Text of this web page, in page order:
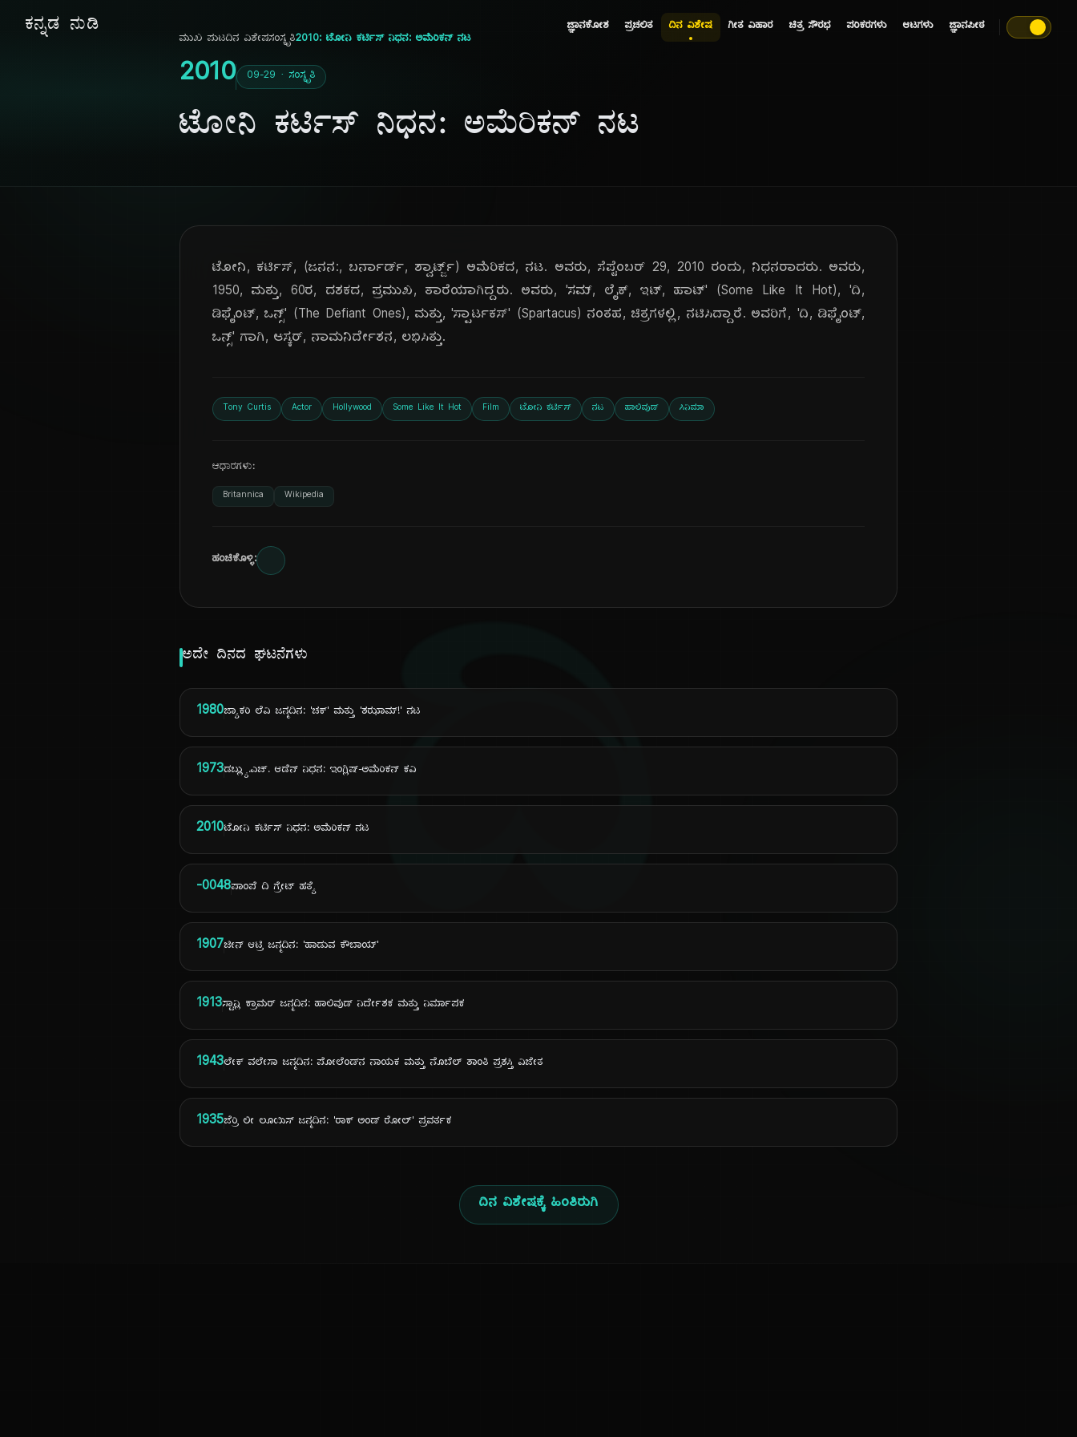
ಕನ್ನಡ ನುಡಿ ಜ್ಞಾನಕೋಶ ಪ್ರಚಲಿತ ದಿನ ವಿಶೇಷ ಗೀತ ವಿಹಾರ ಚಿತ್ರ ಸೌರಭ ಪರಿಕರಗಳು ಆಟಗಳು ಜ್ಞಾನಪೀಠ
ದಿ
ಮುಖ ಪುಟದಿನ ವಿಶೇಷಸಂಸ್ಕೃತಿ2010: ಟೋನಿ ಕರ್ಟಿಸ್ ನಿಧನ: ಅಮೆರಿಕನ್ ನಟ
2010 09-29 · ಸಂಸ್ಕೃತಿ
ಟೋನಿ ಕರ್ಟಿಸ್ ನಿಧನ: ಅಮೆರಿಕನ್ ನಟ
ಟೋನಿ, ಕರ್ಟಿಸ್, (ಜನನ:, ಬರ್ನಾರ್ಡ್, ಶ್ವಾರ್ಟ್ಜ್) ಅಮೆರಿಕದ, ನಟ. ಅವರು, ಸೆಪ್ಟೆಂಬರ್ 29, 2010 ರಂದು, ನಿಧನರಾದರು. ಅವರು,
1950, ಮತ್ತು, 60ರ, ದಶಕದ, ಪ್ರಮುಖ, ತಾರೆಯಾಗಿದ್ದರು. ಅವರು, 'ಸಮ್, ಲೈಕ್, ಇಟ್, ಹಾಟ್' (Some Like It Hot), 'ದಿ,
ಡಿಫೈಂಟ್, ಒನ್ಸ್' (The Defiant Ones), ಮತ್ತು, 'ಸ್ಪಾರ್ಟಕಸ್' (Spartacus) ನಂತಹ, ಚಿತ್ರಗಳಲ್ಲಿ, ನಟಿಸಿದ್ದಾರೆ. ಅವರಿಗೆ, 'ದಿ, ಡಿಫೈಂಟ್,
ಒನ್ಸ್' ಗಾಗಿ, ಆಸ್ಕರ್, ನಾಮನಿರ್ದೇಶನ, ಲಭಿಸಿತ್ತು.
Tony Curtis Actor Hollywood Some Like It Hot Film ಟೋನಿ ಕರ್ಟಿಸ್ ನಟ ಹಾಲಿವುಡ್ ಸಿನಿಮಾ
ಆಧಾರಗಳು:
Britannica Wikipedia
ಹಂಚಿಕೊಳ್ಳಿ:
ಅದೇ ದಿನದ ಘಟನೆಗಳು
1980ಜ್ಯಾಕರಿ ಲೆವಿ ಜನ್ಮದಿನ: 'ಚಕ್' ಮತ್ತು 'ಶಝಾಮ್!' ನಟ
1973ಡಬ್ಲ್ಯು.ಎಚ್. ಆಡೆನ್ ನಿಧನ: ಇಂಗ್ಲಿಷ್-ಅಮೆರಿಕನ್ ಕವಿ
2010ಟೋನಿ ಕರ್ಟಿಸ್ ನಿಧನ: ಅಮೆರಿಕನ್ ನಟ
-0048ಪಾಂಪೆ ದಿ ಗ್ರೇಟ್ ಹತ್ಯೆ
1907ಜೀನ್ ಆಟ್ರಿ ಜನ್ಮದಿನ: 'ಹಾಡುವ ಕೌಬಾಯ್'
1913ಸ್ಟಾನ್ಲಿ ಕ್ರಾಮರ್ ಜನ್ಮದಿನ: ಹಾಲಿವುಡ್ ನಿರ್ದೇಶಕ ಮತ್ತು ನಿರ್ಮಾಪಕ
1943ಲೇಕ್ ವಲೇಸಾ ಜನ್ಮದಿನ: ಪೋಲೆಂಡ್‌ನ ನಾಯಕ ಮತ್ತು ನೊಬೆಲ್ ಶಾಂತಿ ಪ್ರಶಸ್ತಿ ವಿಜೇತ
1935ಜೆರ್ರಿ ಲೀ ಲೂಯಿಸ್ ಜನ್ಮದಿನ: 'ರಾಕ್ ಅಂಡ್ ರೋಲ್' ಪ್ರವರ್ತಕ
ದಿನ ವಿಶೇಷಕ್ಕೆ ಹಿಂತಿರುಗಿ